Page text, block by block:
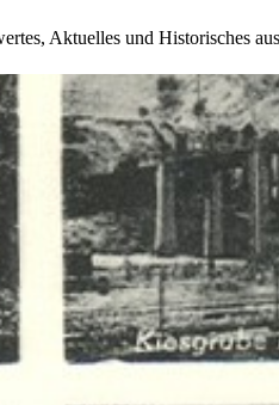
Aktuelles und Historisches